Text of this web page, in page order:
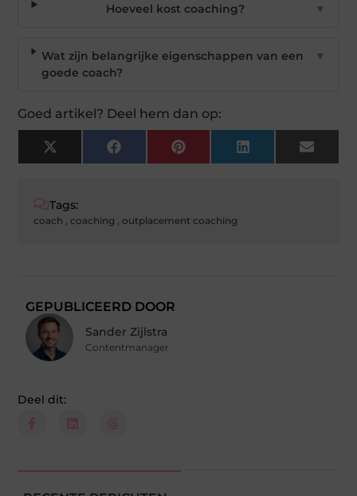
Hoeveel kost coaching? ▼
Wat zijn belangrijke eigenschappen van een
goede coach?
▼
Goed artikel? Deel hem dan op:
X
(Twitter)
Facebook Pinterest LinkedIn Email
Tags:
coach ,coaching ,outplacement coaching
GEPUBLICEERD DOOR
Sander Zijlstra
Contentmanager
Deel dit: